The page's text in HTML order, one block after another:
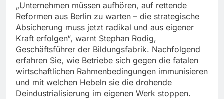
„Unternehmen müssen aufhören, auf rettende
Reformen aus Berlin zu warten – die strategische
Absicherung muss jetzt radikal und aus eigener
Kraft erfolgen“, warnt Stephan Rodig,
Geschäftsführer der Bildungsfabrik. Nachfolgend
erfahren Sie, wie Betriebe sich gegen die fatalen
wirtschaftlichen Rahmenbedingungen immunisieren
und mit welchen Hebeln sie die drohende
Deindustrialisierung im eigenen Werk stoppen.